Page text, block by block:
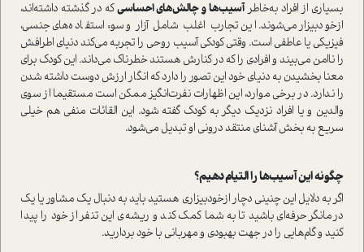
بسیاری از افراد به‌خاطرآسیب‌ها و چالش‌های احساسیکه در گذشته داشته‌اند،
از‌خودبیزار می‌شوند. این تجارب اغلب شامل آزار و سوء‌استفاده‌های جنسی،
فیزیکی یا عاطفی است. وقتی کودکی آسیب روحی را تجربه می‌کند دنیای اطرافش
را ناامن می‌بیند و افرادی را که در کنارش هستند خطرناک می‌داند. این کودک برای
معنا بخشیدن به دنیای خود این تصور را دارد که انگار ارزش دوست داشته شدن
را ندارد. در برخی موارد، این اظهارات نفرت‌انگیز ممکن است مستقیما از سوی
والدین و یا افراد نزدیک دیگر به کودک گفته شود. این القائات منفی هم خیلی
سریع به بخش آشنای منتقد درونی او تبدیل می‌شود.
چگونه این آسیب‌ها را التیام دهیم؟
اگر به دلایل این چنینی دچار از‌خودبیزاری هستید باید به دنبال یک مشاور یا یک
درمانگر حرفه‌ای باشید تا به شما کمک کند و ریشه‌ی این تنفر از خود را پیدا
کنید و گام‌هایی را در جهت بهبودی و مهربانی با خود بردارید.